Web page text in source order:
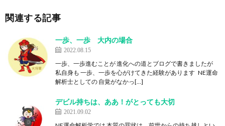
関連する記事
一歩、一歩 大内の場合
2022.08.15
一歩、一歩進むことが 進化への道とブログで書きましたが
私自身も 一歩、一歩を心がけてきた経験があります NE運命
解析士としての 自覚がなかっ[…]
デビル持ちは、ああ！がとっても大切
2021.09.02